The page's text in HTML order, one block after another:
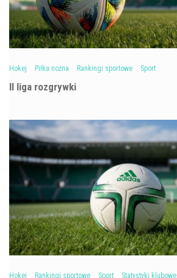
Hokej Piłka nożna Rankingi sportowe Sport
II liga rozgrywki
Hokej Rankingi sportowe Sport Statystyki klubowe